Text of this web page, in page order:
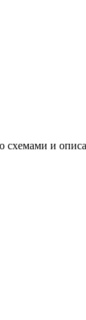
схемами и